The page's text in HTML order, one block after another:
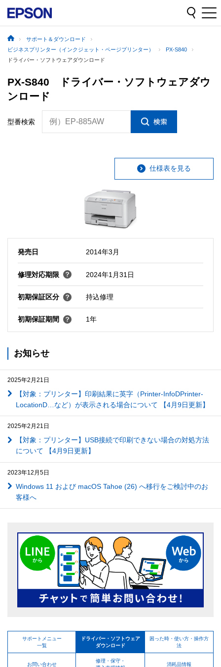
サポート＆ダウンロード
ビジネスプリンター（インクジェット・ページプリンター）
PX-S840
ドライバー・ソフトウェアダウンロード
PX-S840 ドライバー・ソフトウェアダウ
ンロード
型番検索 例）EP-885AW
仕様表を見る
発売日 2014年3月
修理対応期限 2024年1月31日
初期保証区分 持込修理
初期保証期間 1年
お知らせ
2025年2月21日
【対象：プリンター】印刷結果に英字（Printer-InfoDPrinter-
LocationD…など）が表示される場合について 【4月9日更新】
2025年2月21日
【対象：プリンター】USB接続で印刷できない場合の対処方法
について 【4月9日更新】
2023年12月5日
Windows 11 および macOS Tahoe (26) へ移行をご検討中のお
客様へ
サポートメニュー
一覧
ドライバー・ソフトウェア
ダウンロード
困った時・使い方・操作方
法
お問い合わせ
修理・保守・
消耗品情報